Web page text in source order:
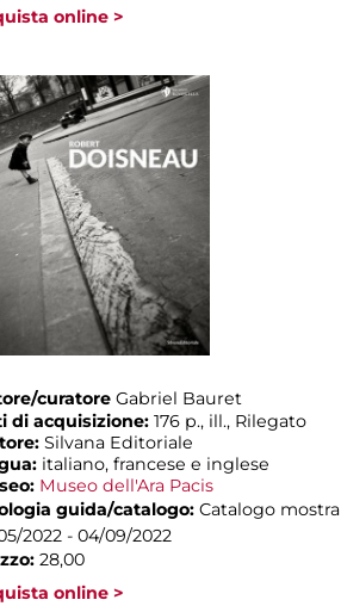
online >
curatore Gabriel Bauret
di acquisizione: 176 p., ill., Rilegato
Silvana Editoriale
italiano, francese e inglese
Museo dell'Ara Pacis
guida/catalogo: Catalogo mostra
2022 - 04/09/2022
28,00
online >